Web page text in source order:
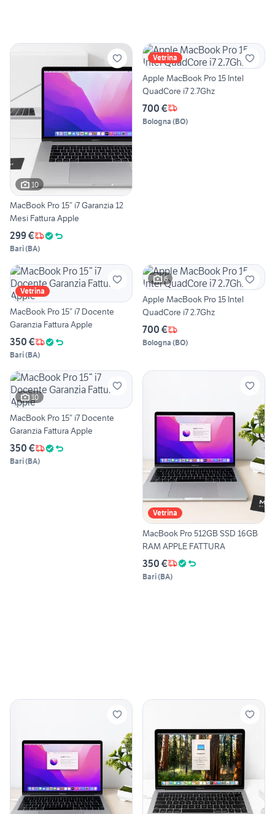
10
MacBook Pro 15” i7 Garanzia 12
Mesi Fattura Apple
299 €
Bari(BA)
Vetrina
Apple MacBook Pro 15 Intel
QuadCore i7 2.7Ghz
700 €
Bologna (BO)
Vetrina
MacBook Pro 15” i7 Docente
Garanzia Fattura Apple
350 €
Bari(BA)
6
Apple MacBook Pro 15 Intel
QuadCore i7 2.7Ghz
700 €
Bologna (BO)
10
MacBook Pro 15” i7 Docente
Garanzia Fattura Apple
350 €
Bari(BA)
Vetrina
MacBook Pro 512GB SSD 16GB
RAM APPLE FATTURA
350 €
Bari(BA)